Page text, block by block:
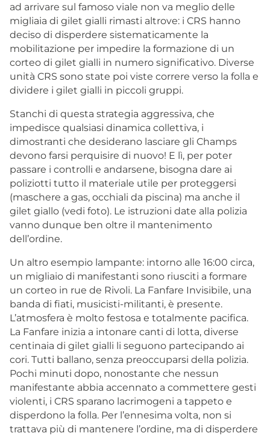
ad arrivare sul famoso viale non va meglio delle
migliaia di gilet gialli rimasti altrove: i CRS hanno
deciso di disperdere sistematicamente la
mobilitazione per impedire la formazione di un
corteo di gilet gialli in numero significativo. Diverse
unità CRS sono state poi viste correre verso la folla e
dividere i gilet gialli in piccoli gruppi.
Stanchi di questa strategia aggressiva, che
impedisce qualsiasi dinamica collettiva, i
dimostranti che desiderano lasciare gli Champs
devono farsi perquisire di nuovo! E lì, per poter
passare i controlli e andarsene, bisogna dare ai
poliziotti tutto il materiale utile per proteggersi
(maschere a gas, occhiali da piscina) ma anche il
gilet giallo (vedi foto). Le istruzioni date alla polizia
vanno dunque ben oltre il mantenimento
dell’ordine.
Un altro esempio lampante: intorno alle 16:00 circa,
un migliaio di manifestanti sono riusciti a formare
un corteo in rue de Rivoli. La Fanfare Invisibile, una
banda di fiati, musicisti-militanti, è presente.
L’atmosfera è molto festosa e totalmente pacifica.
La Fanfare inizia a intonare canti di lotta, diverse
centinaia di gilet gialli li seguono partecipando ai
cori. Tutti ballano, senza preoccuparsi della polizia.
Pochi minuti dopo, nonostante che nessun
manifestante abbia accennato a commettere gesti
violenti, i CRS sparano lacrimogeni a tappeto e
disperdono la folla. Per l’ennesima volta, non si
trattava più di mantenere l’ordine, ma di disperdere